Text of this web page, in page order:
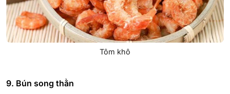
Tôm khô
9. Bún song thằn